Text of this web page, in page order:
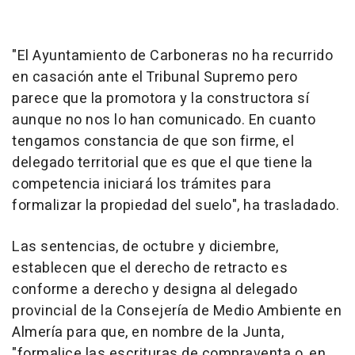
"El Ayuntamiento de Carboneras no ha recurrido
en casación ante el Tribunal Supremo pero
parece que la promotora y la constructora sí
aunque no nos lo han comunicado. En cuanto
tengamos constancia de que son firme, el
delegado territorial que es que el que tiene la
competencia iniciará los trámites para
formalizar la propiedad del suelo", ha trasladado.
Las sentencias, de octubre y diciembre,
establecen que el derecho de retracto es
conforme a derecho y designa al delegado
provincial de la Consejería de Medio Ambiente en
Almería para que, en nombre de la Junta,